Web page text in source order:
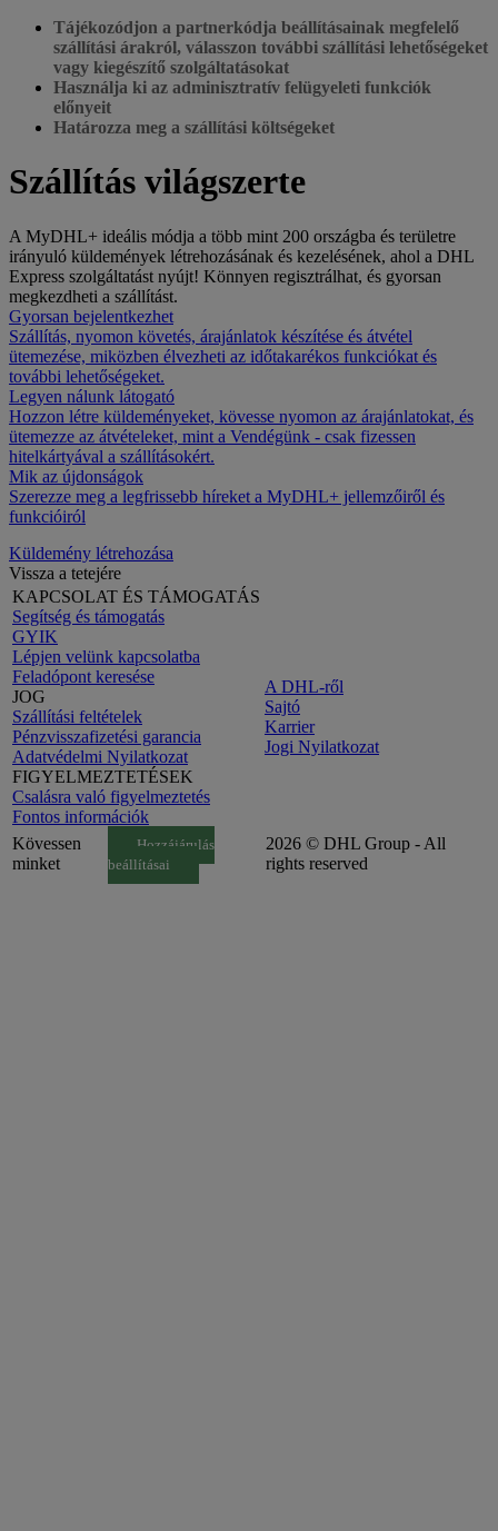
Tájékozódjon a partnerkódja beállításainak megfelelő
szállítási árakról, válasszon további szállítási lehetőségeket
vagy kiegészítő szolgáltatásokat
Használja ki az adminisztratív felügyeleti funkciók
előnyeit
Határozza meg a szállítási költségeket
Szállítás világszerte
A MyDHL+ ideális módja a több mint 200 országba és területre
irányuló küldemények létrehozásának és kezelésének, ahol a DHL
Express szolgáltatást nyújt! Könnyen regisztrálhat, és gyorsan
megkezdheti a szállítást.
Gyorsan bejelentkezhet
Szállítás, nyomon követés, árajánlatok készítése és átvétel
ütemezése, miközben élvezheti az időtakarékos funkciókat és
további lehetőségeket.
Legyen nálunk látogató
Hozzon létre küldeményeket, kövesse nyomon az árajánlatokat, és
ütemezze az átvételeket, mint a Vendégünk - csak fizessen
hitelkártyával a szállításokért.
Mik az újdonságok
Szerezze meg a legfrissebb híreket a MyDHL+ jellemzőiről és
funkcióiról
Küldemény létrehozása
Vissza a tetejére
KAPCSOLAT ÉS TÁMOGATÁS
Segítség és támogatás
GYIK
Lépjen velünk kapcsolatba
Feladópont keresése
JOG
Szállítási feltételek
Pénzvisszafizetési garancia
Adatvédelmi Nyilatkozat
FIGYELMEZTETÉSEK
Csalásra való figyelmeztetés
Fontos információk
A DHL-ről
Sajtó
Karrier
Jogi Nyilatkozat
Kövessen
minket
Hozzájárulás
beállításai
2026 © DHL Group - All
rights reserved